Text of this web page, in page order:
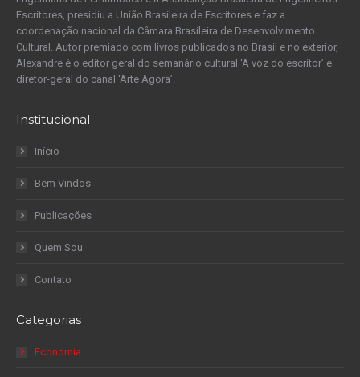
Escritores, presidiu a União Brasileira de Escritores e faz a
coordenação nacional da Câmara Brasileira de Desenvolvimento
Cultural. Autor premiado com livros publicados no Brasil e no exterior,
Alexandre é o editor geral do semanário cultural ‘A voz do escritor’ e
diretor-geral do canal ‘Arte Agora’.
Institucional
Início
Bem Vindos
Publicações
Quem Sou
Contato
Categorias
Economia